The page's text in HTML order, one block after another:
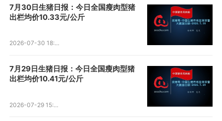
7月30日生猪日报：今日全国瘦肉型猪
出栏均价10.33元/公斤
2026-07-30 18:05:21
7月29日生猪日报：今日全国瘦肉型猪
出栏均价10.41元/公斤
2026-07-29 15:50:19